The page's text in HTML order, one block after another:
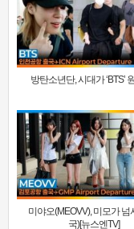
방탄소년단, 시대가 ‘BTS’ 원
미야오(MEOVV), 미모가 넘
국)[뉴스엔TV]